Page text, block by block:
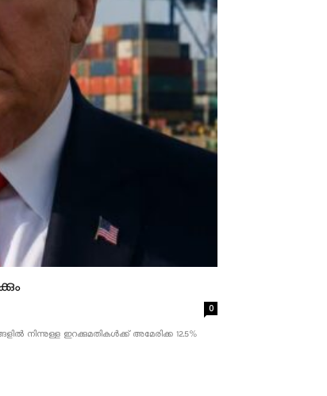
0
നിന്നുള്ള ഇറക്കുമതികൾക്ക് അമേരിക്ക 12.5%